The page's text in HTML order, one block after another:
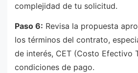
complejidad de tu solicitud.
Paso 6: Revisa la propuesta
los términos del contrato,
de interés, CET (Costo Efectivo
condiciones de pago.